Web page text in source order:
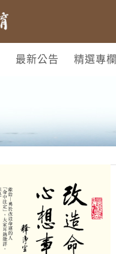
最新公告 精選專欄